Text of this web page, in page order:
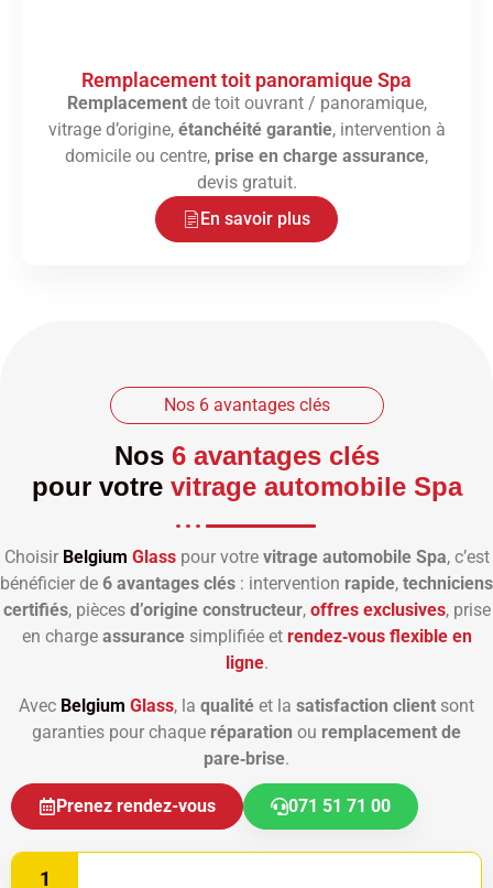
Remplacement toit panoramique Spa
Remplacementde toit ouvrant / panoramique,
vitrage d’origine, étanchéité garantie, intervention à
domicile ou centre, prise en charge assurance,
devis gratuit.
En savoir plus
Nos 6 avantages clés
Nos 6 avantages clés
pour votre vitrage automobile Spa
Choisir Belgium Glasspour votre vitrage automobile Spa, c’est
bénéficier de 6 avantages clés : intervention rapide, techniciens
certifiés, pièces d’origine constructeur, offres exclusives, prise
en charge assurancesimplifiée et rendez‑vous flexible en
ligne.
Avec Belgium Glass, la qualité et la satisfaction client sont
garanties pour chaque réparation ou remplacement de
pare‑brise.
Prenez rendez-vous 071 51 71 00
1